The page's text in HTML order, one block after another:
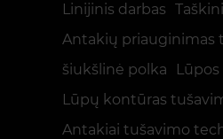
Linijinis darbas
Antakių priauginimas
šiukšlinė polka
Lūpų kontūras
Antakiai tušavimo